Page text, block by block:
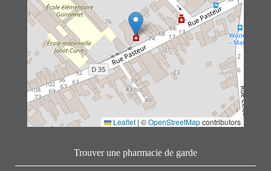
Leaflet | ©OpenStreetMapcontributors
Trouver une pharmacie de garde